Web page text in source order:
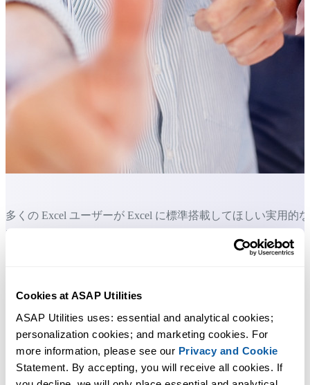
Cookies at ASAP Utilities
ASAP Utilities uses: essential and analytical cookies;
personalization cookies; and marketing cookies. For
more information, please see our Privacy and Cookie
Statement. By accepting, you will receive all cookies. If
多くの Excel ユーザーが Excel に標準搭載してほしい実用的な
ツール。
に。
ASAP Utilities は、時間を節約し、Excel だけではできないこ
を可能にします。